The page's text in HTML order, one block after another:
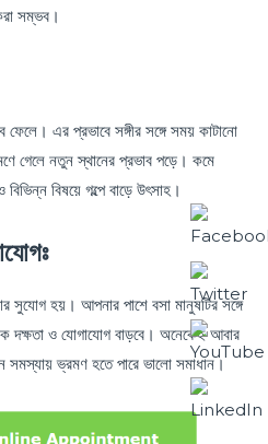
সম্ভব।
এর প্রভাবে সঙ্গীর সঙ্গে সময় কাটানো
গেলে নতুন স্থানের প্রভাব পড়ে। কমে
বিষয়ে গল্পে বাড়ে উৎসাহ।
সুযোগ হয়। আপনার পাশে বসা মানুষটির সঙ্গে
দক্ষতা ও যোগাযোগ বাড়বে। অনেকেই আবার
ভ্রমণ হতে পারে ভালো সমাধান।